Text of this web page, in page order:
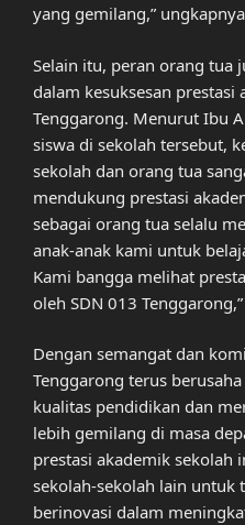
yang gemilang,”
Selain itu, peran orang tua
dalam kesuksesan prestasi
Tenggarong. Menurut Ibu
siswa di sekolah tersebut,
sekolah dan orang tua
mendukung prestasi
sebagai orang tua selalu
anak-anak kami untuk
Kami bangga melihat
oleh SDN 013
Dengan semangat dan
Tenggarong terus
kualitas pendidikan dan
lebih gemilang di masa
prestasi akademik sekolah
sekolah-sekolah lain untuk
berinovasi dalam